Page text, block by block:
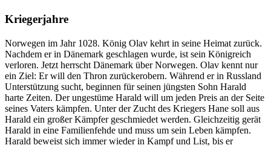
Kriegerjahre
Norwegen im Jahr 1028. König Olav kehrt in seine Heimat zurück.
Nachdem er in Dänemark geschlagen wurde, ist sein Königreich
verloren. Jetzt herrscht Dänemark über Norwegen. Olav kennt nur
ein Ziel: Er will den Thron zurückerobern. Während er in Russland
Unterstützung sucht, beginnen für seinen jüngsten Sohn Harald
harte Zeiten. Der ungestüme Harald will um jeden Preis an der Seite
seines Vaters kämpfen. Unter der Zucht des Kriegers Hane soll aus
Harald ein großer Kämpfer geschmiedet werden. Gleichzeitig gerät
Harald in eine Familienfehde und muss um sein Leben kämpfen.
Harald beweist sich immer wieder in Kampf und List, bis er